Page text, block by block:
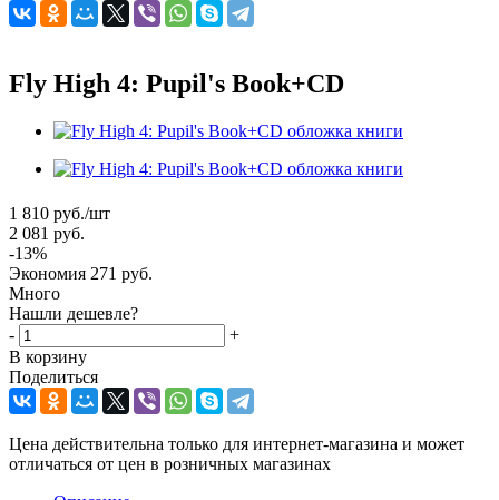
Fly High 4: Pupil's Book+CD
1 810 руб./шт
2 081 руб.
-13%
Экономия 271 руб.
Много
Нашли дешевле?
-
+
В корзину
Поделиться
Цена действительна только для интернет-магазина и может
отличаться от цен в розничных магазинах